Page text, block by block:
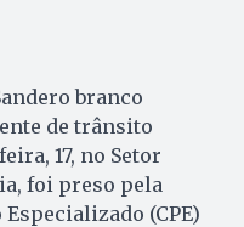
branco
de trânsito
17, no Setor
foi preso pela
(CPE)